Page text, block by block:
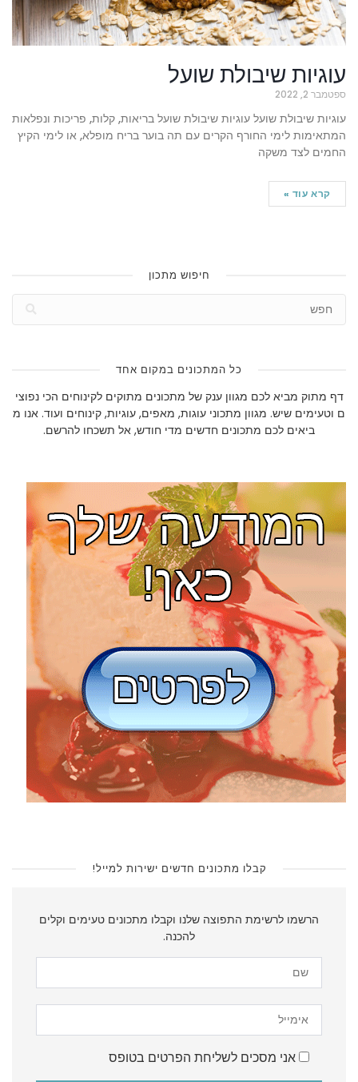
format_underlined הוסף קו תחתון לקישורים
סמן קישורים
לאפס את כל האפשרויותעוגיות שיבולת שועל
ספטמבר 2, 2022
עוגיות שיבולת שועל עוגיות שיבולת שועל בריאות, קלות, פריכות ונפלאות
המתאימות לימי החורף הקרים עם תה בוער בריח מופלא, או לימי הקיץ
החמים לצד משקה
קרא עוד »
חיפוש מתכון
כל המתכונים במקום אחד
דף מתוק מביא לכם מגוון ענק של מתכונים מתוקים לקינוחים הכי נפוצי
ם וטעימים שיש. מגוון מתכוני עוגות, מאפים, עוגיות, קינוחים ועוד. אנו מ
ביאים לכם מתכונים חדשים מדי חודש, אל תשכחו להרשם.
קבלו מתכונים חדשים ישירות למייל!
הרשמו לרשימת התפוצה שלנו וקבלו מתכונים טעימים וקלים
להכנה.
Please leave this field empty.
אני מסכים לשליחת הפרטים בטופס